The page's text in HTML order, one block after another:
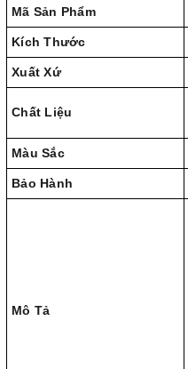
Mã Sản Phẩm
Kích Thước
Xuất Xứ
Chất Liệu
Màu Sắc
Bảo Hành
Mô Tả